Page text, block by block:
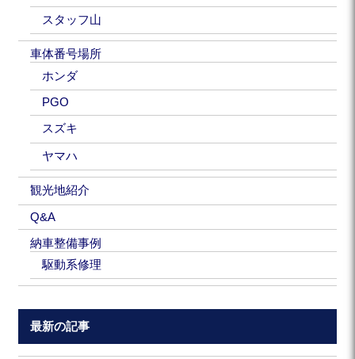
スタッフ山
車体番号場所
ホンダ
PGO
スズキ
ヤマハ
観光地紹介
Q&A
納車整備事例
駆動系修理
最新の記事